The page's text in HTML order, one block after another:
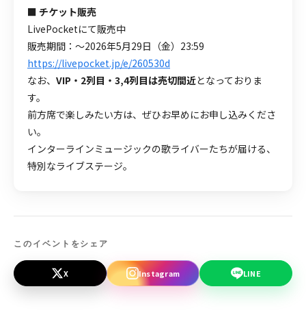
■ チケット販売
LivePocketにて販売中
販売期間：〜2026年5月29日（金）23:59
https://livepocket.jp/e/260530d
なお、 VIP・2列目・3,4列目は売切間近となっておりま
す。
前方席で楽しみたい方は、ぜひお早めにお申し込みくださ
い。
インターラインミュージックの歌ライバーたちが届ける、
特別なライブステージ。
このイベントをシェア
X Instagram LINE